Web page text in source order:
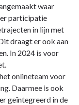
waar
participatie
in lijn met
draagt er ook aan
In 2024 is voor
onlineteam voor
Daarmee is ook
geïntegreerd in de